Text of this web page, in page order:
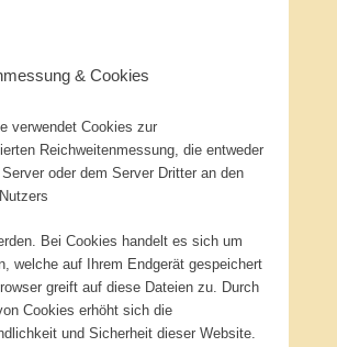
& Cookies
verwendet Cookies zur
Reichweitenmessung, die entweder
oder dem Server Dritter an den
Bei Cookies handelt es sich um
welche auf Ihrem Endgerät gespeichert
greift auf diese Dateien zu. Durch
Cookies erhöht sich die
und Sicherheit dieser Website.